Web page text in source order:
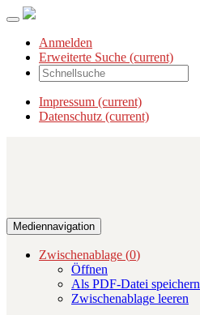
Anmelden
Erweiterte Suche (current)
Impressum (current)
Datenschutz (current)
Mediennavigation
Zwischenablage (0)
Öffnen
Als PDF-Datei speichern
Zwischenablage leeren